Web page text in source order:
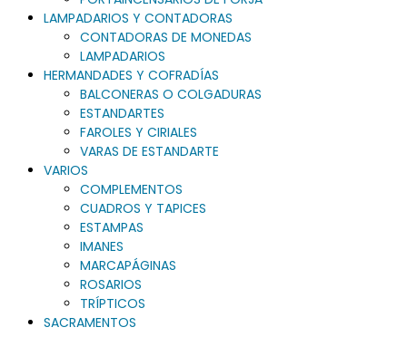
LAMPADARIOS Y CONTADORAS
CONTADORAS DE MONEDAS
LAMPADARIOS
HERMANDADES Y COFRADÍAS
BALCONERAS O COLGADURAS
ESTANDARTES
FAROLES Y CIRIALES
VARAS DE ESTANDARTE
VARIOS
COMPLEMENTOS
CUADROS Y TAPICES
ESTAMPAS
IMANES
MARCAPÁGINAS
ROSARIOS
TRÍPTICOS
SACRAMENTOS